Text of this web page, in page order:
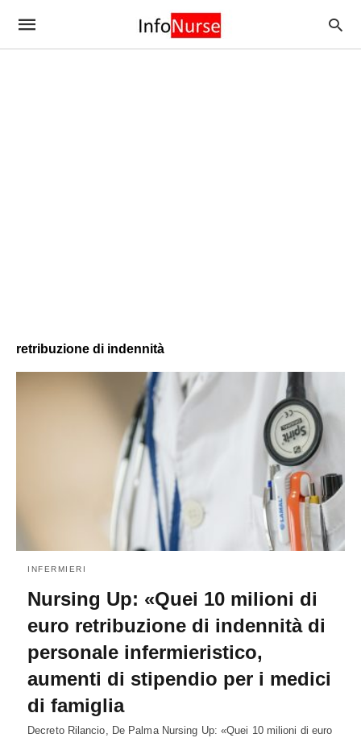
retribuzione di indennità
INFERMIERI
Nursing Up: «Quei 10 milioni di
euro retribuzione di indennità di
personale infermieristico,
aumenti di stipendio per i medici
di famiglia
Decreto Rilancio, De Palma Nursing Up: «Quei 10 milioni di euro